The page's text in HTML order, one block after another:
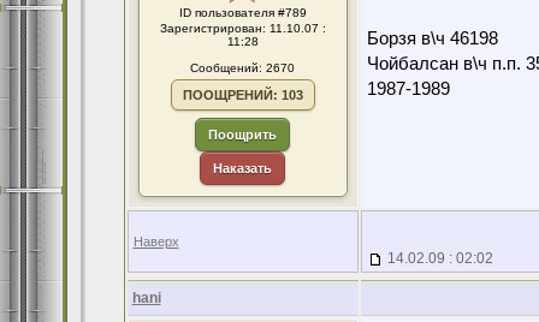
ID пользователя #789
Зарегистрирован: 11.10.07 :
11:28
Сообщений: 2670
ПООЩРЕНИЙ: 103
Поощрить
Наказать
Борзя в\ч 46198
Чойбалсан в\ч п.п.
1987-1989
Наверх
14.02.09 : 02:02
hani